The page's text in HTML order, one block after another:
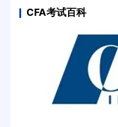
CFA考试百科